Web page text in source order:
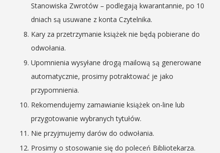
Stanowiska Zwrotów – podlegają kwarantannie, po 10
dniach są usuwane z konta Czytelnika.
Kary za przetrzymanie książek nie będą pobierane do
odwołania.
Upomnienia wysyłane drogą mailową są generowane
automatycznie, prosimy potraktować je jako
przypomnienia.
Rekomendujemy zamawianie książek on-line lub
przygotowanie wybranych tytułów.
Nie przyjmujemy darów do odwołania.
Prosimy o stosowanie się do poleceń Bibliotekarza.